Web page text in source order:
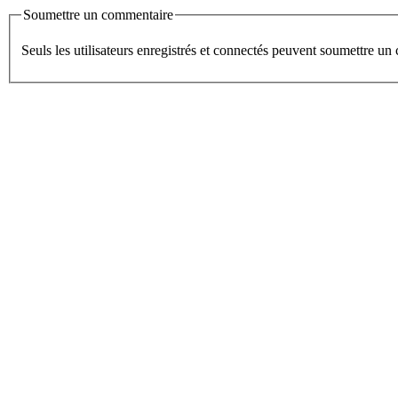
Soumettre un commentaire
Seuls les utilisateurs enregistrés et connectés peuvent soumettre un